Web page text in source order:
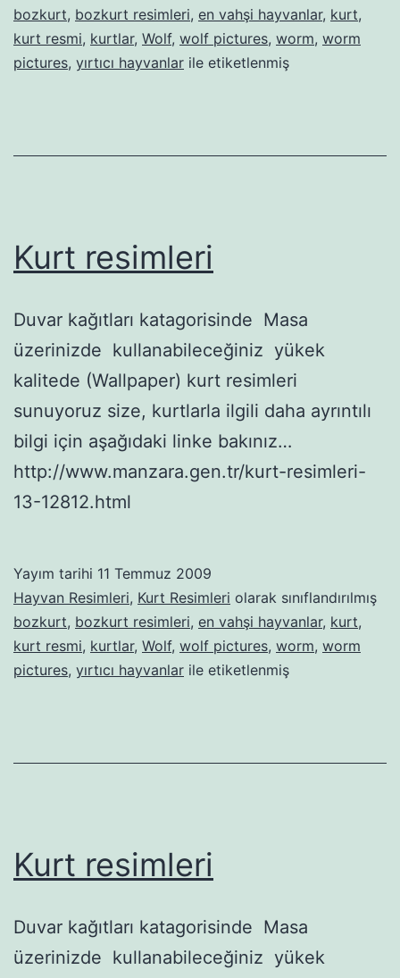
bozkurt, bozkurt resimleri, en vahşi hayvanlar, kurt,
kurt resmi, kurtlar, Wolf, wolf pictures, worm, worm
pictures, yırtıcı hayvanlar ile etiketlenmiş
Kurt resimleri
Duvar kağıtları katagorisinde Masa
üzerinizde kullanabileceğiniz yükek
kalitede (Wallpaper) kurt resimleri
sunuyoruz size, kurtlarla ilgili daha ayrıntılı
bilgi için aşağıdaki linke bakınız…
http://www.manzara.gen.tr/kurt-resimleri-
13-12812.html
Yayım tarihi 11 Temmuz 2009
Hayvan Resimleri, Kurt Resimleri olarak sınıflandırılmış
bozkurt, bozkurt resimleri, en vahşi hayvanlar, kurt,
kurt resmi, kurtlar, Wolf, wolf pictures, worm, worm
pictures, yırtıcı hayvanlar ile etiketlenmiş
Kurt resimleri
Duvar kağıtları katagorisinde Masa
üzerinizde kullanabileceğiniz yükek